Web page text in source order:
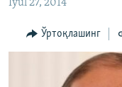
ИЖТИМОИЙ ТАРМОҚЛАР
Iyul 27, 2014
Ўртоқлашинг